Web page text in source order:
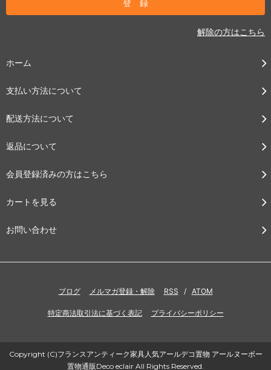
解除の方はこちら
ホーム
支払い方法について
配送方法について
返品について
会員登録済みの方はこちら
カートを見る
お問い合わせ
ブログ メルマガ登録・解除 RSS / ATOM
特定商法取引法に基づく表記 プライバシーポリシー
Copyright (C)フランスアンティーク家具人気アールデコ置物 アールヌーボー
置物通販Deco eclair All Rights Reserved.